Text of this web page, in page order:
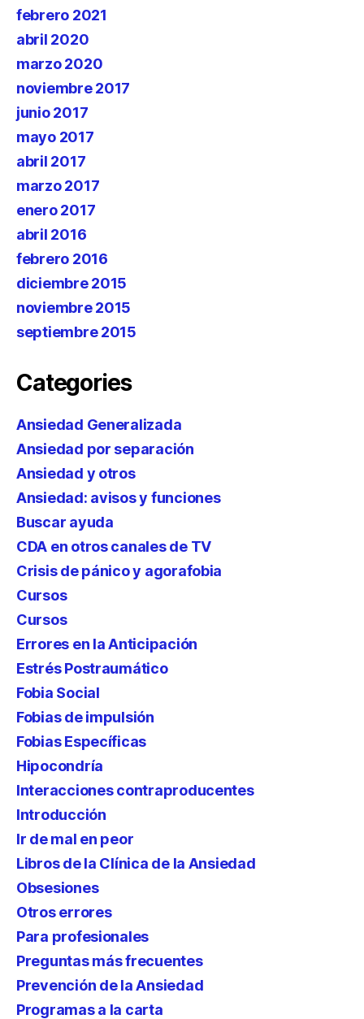
febrero 2021
abril 2020
marzo 2020
noviembre 2017
junio 2017
mayo 2017
abril 2017
marzo 2017
enero 2017
abril 2016
febrero 2016
diciembre 2015
noviembre 2015
septiembre 2015
Categories
Ansiedad Generalizada
Ansiedad por separación
Ansiedad y otros
Ansiedad: avisos y funciones
Buscar ayuda
CDA en otros canales de TV
Crisis de pánico y agorafobia
Cursos
Cursos
Errores en la Anticipación
Estrés Postraumático
Fobia Social
Fobias de impulsión
Fobias Específicas
Hipocondría
Interacciones contraproducentes
Introducción
Ir de mal en peor
Libros de la Clínica de la Ansiedad
Obsesiones
Otros errores
Para profesionales
Preguntas más frecuentes
Prevención de la Ansiedad
Programas a la carta